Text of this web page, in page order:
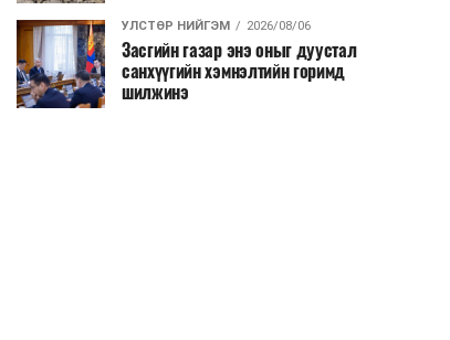
УЛСТӨР НИЙГЭМ 2026/08/06
Засгийн газар энэ оныг дуустал
санхүүгийн хэмнэлтийн горимд
шилжинэ